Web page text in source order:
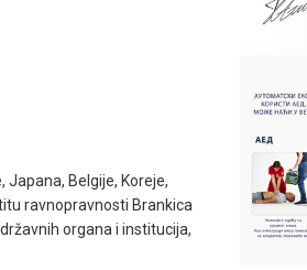
Belgije, Koreje,
ravnopravnosti Brankica
organa i institucija,